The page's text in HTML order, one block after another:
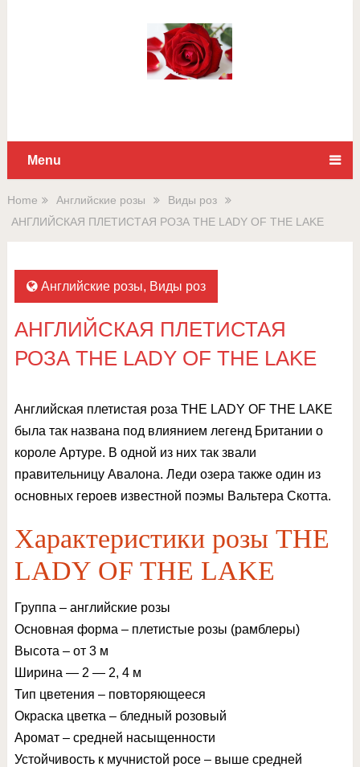
Menu
Home Английские розы
Виды роз
АНГЛИЙСКАЯ ПЛЕТИСТАЯ РОЗА THE LADY OF THE LAKE
Английские розы, Виды роз
АНГЛИЙСКАЯ ПЛЕТИСТАЯ
РОЗА THE LADY OF THE LAKE
Английская плетистая роза THE LADY OF THE LAKE
была так названа под влиянием легенд Британии о
короле Артуре. В одной из них так звали
правительницу Авалона. Леди озера также один из
основных героев известной поэмы Вальтера Скотта.
Характеристики розы THE
LADY OF THE LAKE
Группа – английские розы
Основная форма – плетистые розы (рамблеры)
Высота – от 3 м
Ширина — 2 — 2, 4 м
Тип цветения – повторяющееся
Окраска цветка – бледный розовый
Аромат – средней насыщенности
Устойчивость к мучнистой росе – выше средней
Для любых предложений по
сайту: rossad12@cp9.ru